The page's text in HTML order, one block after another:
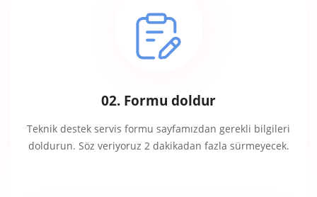
02. Formu doldur
Teknik destek servis formu sayfamızdan gerekli bilgileri
doldurun. Söz veriyoruz 2 dakikadan fazla sürmeyecek.